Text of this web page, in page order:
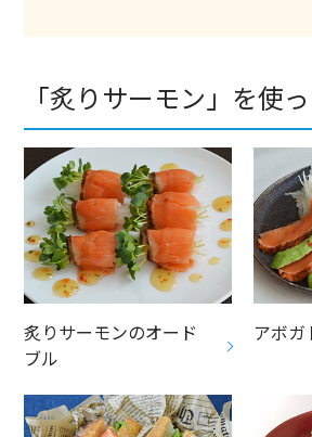
「炙りサーモン」を使
炙りサーモンのオード
ブル
アボガ